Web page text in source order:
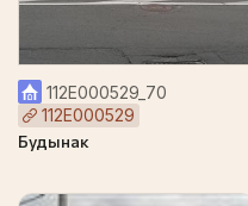
112Е000529_70
112Е000529
Будынак